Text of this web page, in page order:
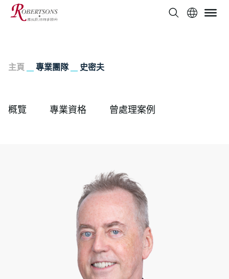
主頁 專業團隊__ 史密夫
概覽 專業資格 曾處理案例